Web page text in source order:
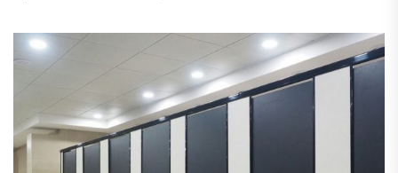
даже она требует защиты от различного
рода внешних...